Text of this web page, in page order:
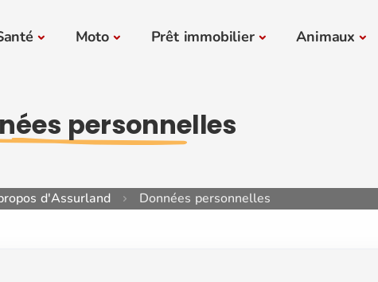
Moto Prêt immobilier Animaux
personnelles
d'Assurland Données personnelles